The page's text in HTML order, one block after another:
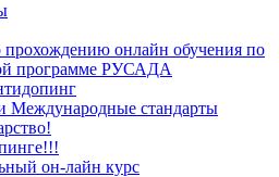
онлайн обучения по
программе РУСАДА
стандарты
он-лайн курс